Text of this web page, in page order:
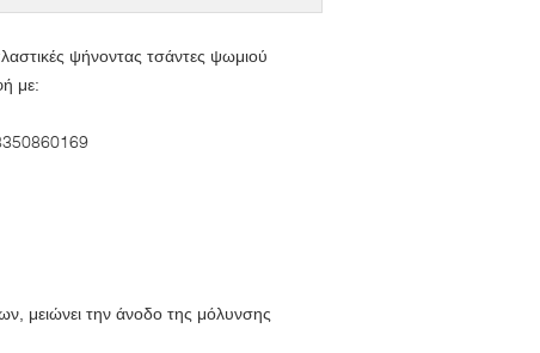
ψήνοντας τσάντες ψωμιού
με:
μειώνει την άνοδο της μόλυνσης